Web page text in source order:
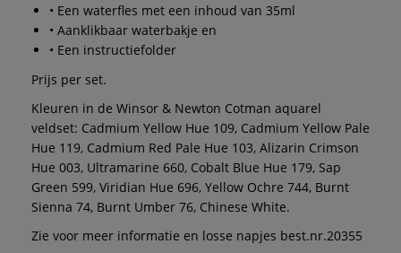
• Een waterfles met een inhoud van 35ml
• Aanklikbaar waterbakje en
• Een instructiefolder
Prijs per set.
Kleuren in de Winsor & Newton Cotman aquarel
veldset: Cadmium Yellow Hue 109, Cadmium Yellow Pale
Hue 119, Cadmium Red Pale Hue 103, Alizarin Crimson
Hue 003, Ultramarine 660, Cobalt Blue Hue 179, Sap
Green 599, Viridian Hue 696, Yellow Ochre 744, Burnt
Sienna 74, Burnt Umber 76, Chinese White.
Zie voor meer informatie en losse napjes best.nr.20355